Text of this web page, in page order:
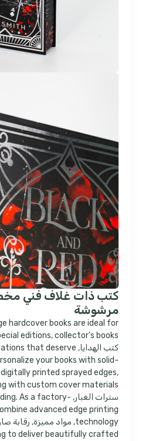
كتب ذات غلاف فني
مرشوشة
hardcover books are ideal for
special editions,collector’s books
كتب الهدايا,that deserve
your books with solid-
or digitally printed sprayed edges
with custom cover materials
سترات الغبار,
.As a factory-
combine advanced edge printing
technology, مواد مميزة, رقابة
to deliver beautifully crafted